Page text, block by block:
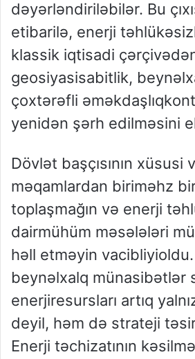
dəyərləndiriləbilər. Bu
etibarilə, enerji
klassik iqtisadi
geosiyasisabitlik,
çoxtərəfli əməkdaşlıq
yenidən şərh edilməsini
Dövlət başçısının xüsusi
məqamlardan biriməhz
toplaşmağın və enerji
dairmühüm məsələləri
həll etməyin vacibliyioldu.
beynəlxalq münasibətlər
enerjiresursları artıq
deyil, həm də strateji
Enerji təchizatının